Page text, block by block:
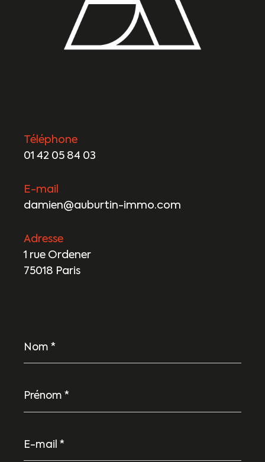
Téléphone
01 42 05 84 03
E-mail
damien@auburtin-immo.com
Adresse
1 rue Ordener
75018 Paris
*
*
mail